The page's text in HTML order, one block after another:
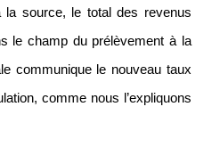
source, le total des revenus
le champ du prélèvement à la
communique le nouveau taux
comme nous l’expliquons